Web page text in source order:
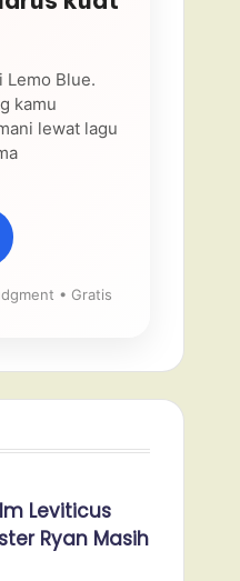
Lemo Blue.
kamu
lewat lagu
• Gratis
Leviticus
Ryan Masih